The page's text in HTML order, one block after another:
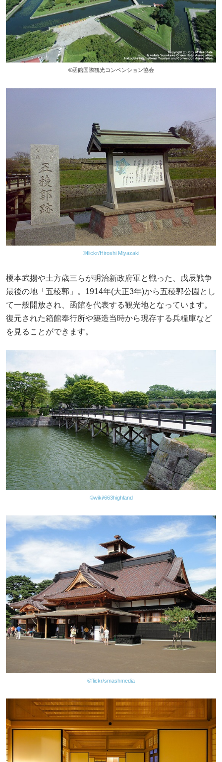
©函館国際観光コンベンション協会
©flickr/Hiroshi Miyazaki
榎本武揚や土方歳三らが明治新政府軍と戦った、戊辰戦争
最後の地「五稜郭」。1914年(大正3年)から五稜郭公園とし
て一般開放され、函館を代表する観光地となっています。
復元された箱館奉行所や築造当時から現存する兵糧庫など
を見ることができます。
©wiki/663highland
©flickr/smashmedia